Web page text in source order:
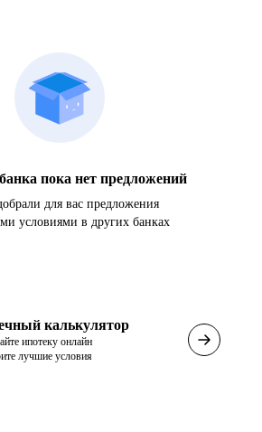
пока нет предложений
для вас предложения
условиями в других банках
калькулятор
ипотеку онлайн
лучшие условия